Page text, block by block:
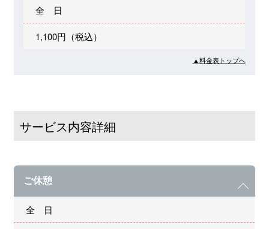
全 日
1,100円（税込）
▲料金表トップへ
サービス内容詳細
ご休憩
全 日